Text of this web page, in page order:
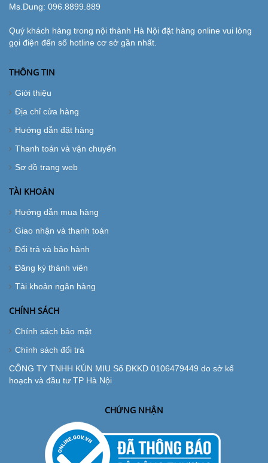
Ms.Dung: 096.8899.889
Quý khách hàng trong nội thành Hà Nội đặt hàng online vui lòng
gọi điện đến số hotline cơ sở gần nhất.
THÔNG TIN
Giới thiệu
Địa chỉ cửa hàng
Hướng dẫn đặt hàng
Thanh toán và vận chuyển
Sơ đồ trang web
TÀI KHOẢN
Hướng dẫn mua hàng
Giao nhận và thanh toán
Đổi trả và bảo hành
Đăng ký thành viên
Tài khoản ngân hàng
CHÍNH SÁCH
Chính sách bảo mật
Chính sách đổi trả
CÔNG TY TNHH KÚN MIU Số ĐKKD 0106479449 do sở kế
hoạch và đầu tư TP Hà Nội
CHỨNG NHẬN